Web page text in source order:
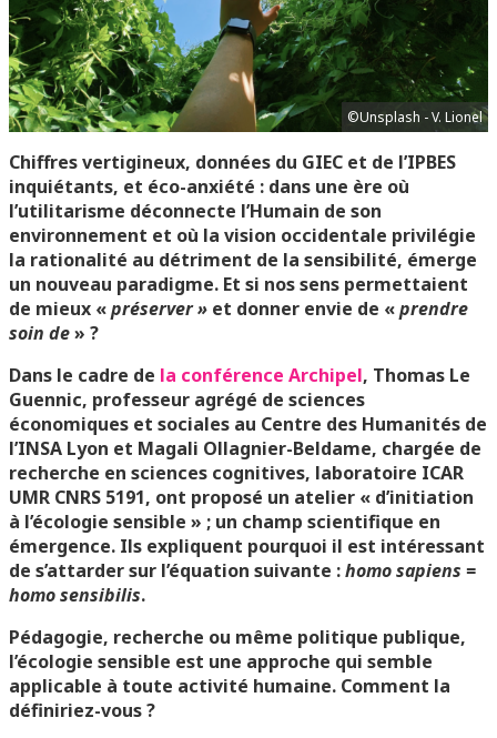
©Unsplash - V. Lionel
Chiffres vertigineux, données du GIEC et de l’IPBES
inquiétants, et éco-anxiété : dans une ère où
l’utilitarisme déconnecte l’Humain de son
environnement et où la vision occidentale privilégie
la rationalité au détriment de la sensibilité, émerge
un nouveau paradigme. Et si nos sens permettaient
de mieux «préserver » et donner envie de «prendre
soin de» ?
Dans le cadre de la conférence Archipel, Thomas Le
Guennic, professeur agrégé de sciences
économiques et sociales au Centre des Humanités de
l’INSA Lyon et Magali Ollagnier-Beldame, chargée de
recherche en sciences cognitives, laboratoire ICAR
UMR CNRS 5191, ont proposé un atelier « d’initiation
à l’écologie sensible » ; un champ scientifique en
émergence. Ils expliquent pourquoi il est intéressant
de s’attarder sur l’équation suivante :homo sapiens =
homo sensibilis.
Pédagogie, recherche ou même politique publique,
l’écologie sensible est une approche qui semble
applicable à toute activité humaine. Comment la
définiriez-vous ?